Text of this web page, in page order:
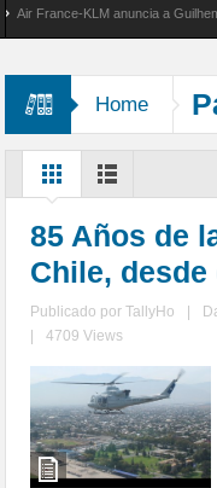
France-KLM anuncia a Guilhem
Home
85 Años de
Chile, desde
Publicado porTallyHo
4709 Views